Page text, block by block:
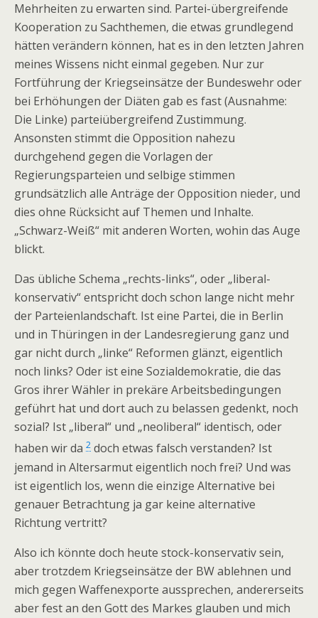
Mehrheiten zu erwarten sind. Partei-übergreifende
Kooperation zu Sachthemen, die etwas grundlegend
hätten verändern können, hat es in den letzten Jahren
meines Wissens nicht einmal gegeben. Nur zur
Fortführung der Kriegseinsätze der Bundeswehr oder
bei Erhöhungen der Diäten gab es fast (Ausnahme:
Die Linke) parteiübergreifend Zustimmung.
Ansonsten stimmt die Opposition nahezu
durchgehend gegen die Vorlagen der
Regierungsparteien und selbige stimmen
grundsätzlich alle Anträge der Opposition nieder, und
dies ohne Rücksicht auf Themen und Inhalte.
„Schwarz-Weiß“ mit anderen Worten, wohin das Auge
blickt.
Das übliche Schema „rechts-links“, oder „liberal-
konservativ“ entspricht doch schon lange nicht mehr
der Parteienlandschaft. Ist eine Partei, die in Berlin
und in Thüringen in der Landesregierung ganz und
gar nicht durch „linke“ Reformen glänzt, eigentlich
noch links? Oder ist eine Sozialdemokratie, die das
Gros ihrer Wähler in prekäre Arbeitsbedingungen
geführt hat und dort auch zu belassen gedenkt, noch
sozial? Ist „liberal“ und „neoliberal“ identisch, oder
haben wir da 2 doch etwas falsch verstanden? Ist
jemand in Altersarmut eigentlich noch frei? Und was
ist eigentlich los, wenn die einzige Alternative bei
genauer Betrachtung ja gar keine alternative
Richtung vertritt?
Also ich könnte doch heute stock-konservativ sein,
aber trotzdem Kriegseinsätze der BW ablehnen und
mich gegen Waffenexporte aussprechen, andererseits
aber fest an den Gott des Markes glauben und mich